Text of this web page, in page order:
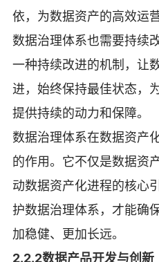
依，为数据资产的高效运
数据治理体系也需要持续
一种持续改进的机制，让
进，始终保持最佳状态，
提供持续的动力和保障。
数据治理体系在数据资产
的作用。它不仅是数据资
动数据资产化进程的核心
护数据治理体系，才能确
加稳健、更加长远。
2.2.2数据产品开发与创新